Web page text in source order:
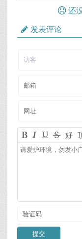
还
发表评论
好